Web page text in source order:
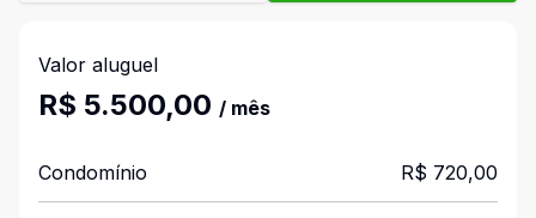
Valor aluguel
R$ 5.500,00 / mês
Condomínio R$ 720,00